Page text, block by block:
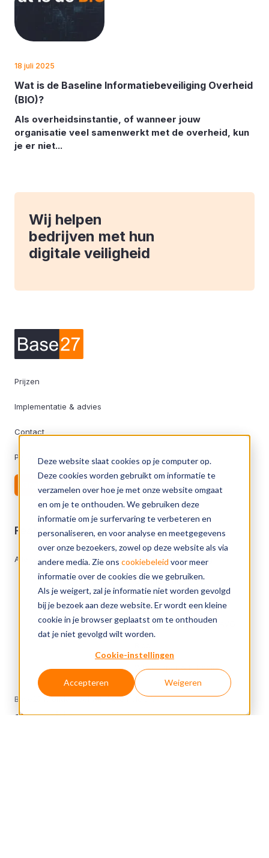
Deze website slaat cookies op je computer op.
Deze cookies worden gebruikt om informatie te
verzamelen over hoe je met onze website omgaat
en om je te onthouden. We gebruiken deze
informatie om je surfervaring te verbeteren en
personaliseren, en voor analyse en meetgegevens
over onze bezoekers, zowel op deze website als via
andere media. Zie ons cookiebeleid voor meer
informatie over de cookies die we gebruiken.
Als je weigert, zal je informatie niet worden gevolgd
bij je bezoek aan deze website. Er wordt een kleine
cookie in je browser geplaatst om te onthouden
dat je niet gevolgd wilt worden.
Cookie-instellingen
Accepteren Weigeren
18 juli 2025
Wat is de Baseline Informatiebeveiliging Overheid
(BIO)?
Als overheidsinstantie, of wanneer jouw
organisatie veel samenwerkt met de overheid, kun
je er niet...
Wij helpen
bedrijven met hun
digitale veiligheid
Prijzen
Implementatie & advies
Contact
Partners
Gratis proberen
Features
Alle features
Resources
Informatiebeveiliging
Certificeringen
ISMS
Privacybescherming / AVG
Whitepaper & E-books
Base27 is onderdeel van Axxemble B.V.